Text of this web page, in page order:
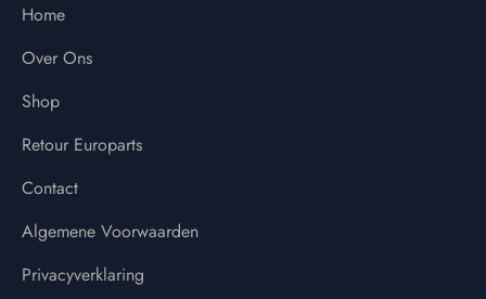
Home
Over Ons
Shop
Retour Europarts
Contact
Algemene Voorwaarden
Privacyverklaring